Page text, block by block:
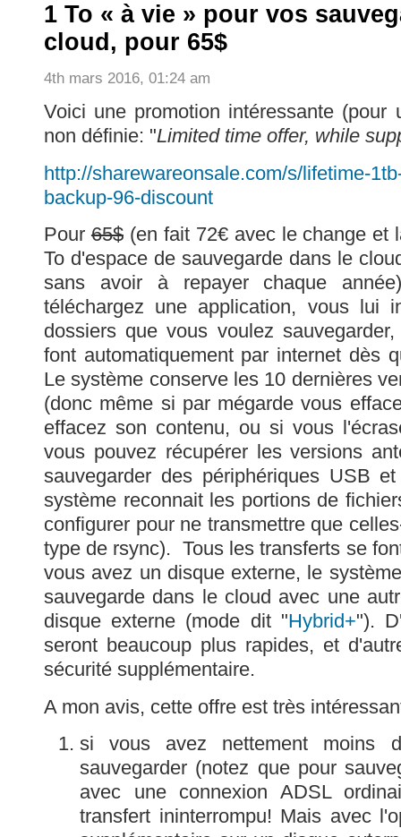
1 To « à vie » pour vos
cloud, pour 65$
4th mars 2016, 01:24 am
Voici une promotion intéressante (pour
non définie: "Limited time offer, while
http://sharewareonsale.com/s/lifetime-
backup-96-discount
Pour 65$(en fait 72€ avec le change et
To d'espace de sauvegarde dans le
sans avoir à repayer chaque
téléchargez une application, vous lui
dossiers que vous voulez
font automatiquement par internet dès
Le système conserve les 10 dernières
(donc même si par mégarde vous
effacez son contenu, ou si vous
vous pouvez récupérer les versions
sauvegarder des périphériques USB
système reconnait les portions de
configurer pour ne transmettre que
type de rsync). Tous les transferts se
vous avez un disque externe, le
sauvegarde dans le cloud avec une
disque externe (mode dit "Hybrid+").
seront beaucoup plus rapides, et
sécurité supplémentaire.
A mon avis, cette offre est très
si vous avez nettement moins
sauvegarder (notez que pour
avec une connexion ADSL
transfert ininterrompu! Mais avec